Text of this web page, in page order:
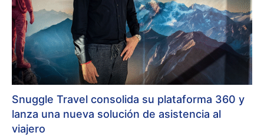
Snuggle Travel consolida su plataforma 360 y
lanza una nueva solución de asistencia al
viajero